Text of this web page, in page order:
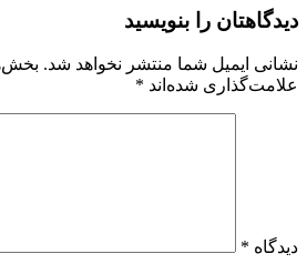
دیدگاهتان را بنویسید
نشانی ایمیل شما منتشر نخواهد شد.
علامت‌گذاری شده‌اند *
دیدگاه *